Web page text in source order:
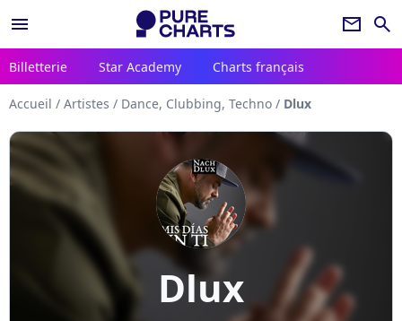
menu newsletter search
Billetterie Star Academy Charts français
Accueil / Artistes / Dance, Clubbing, Techno / Dlux
Dlux